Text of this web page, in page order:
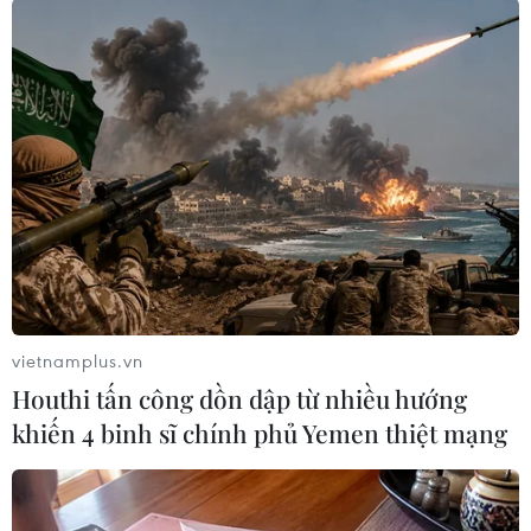
khác cần bảo vệ
07/03/2011 06:43
Tranh cãi chuyện coi rùa Hồ Gươm
là... động vật
07/03/2011 04:02
Thả bè thủy sinh, giảm ô nhiễm cho
04/03/2011 12:59
“Cụ rùa" chưa thể lên bờ vì “phòng
khám” dở dang
vietnamplus.vn
Houthi tấn công dồn dập từ nhiều hướng
khiến 4 binh sĩ chính phủ Yemen thiệt mạng